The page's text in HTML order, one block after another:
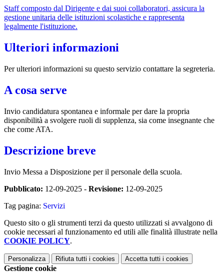
Staff composto dal Dirigente e dai suoi collaboratori, assicura la
gestione unitaria delle istituzioni scolastiche e rappresenta
legalmente l'istituzione.
Ulteriori informazioni
Per ulteriori informazioni su questo servizio contattare la segreteria.
A cosa serve
Invio candidatura spontanea e informale per dare la propria
disponibilità a svolgere ruoli di supplenza, sia come insegnante che
che come ATA.
Descrizione breve
Invio Messa a Disposizione per il personale della scuola.
Pubblicato: 12-09-2025 - Revisione: 12-09-2025
Tag pagina: Servizi
Questo sito o gli strumenti terzi da questo utilizzati si avvalgono di
cookie necessari al funzionamento ed utili alle finalità illustrate nella
COOKIE POLICY.
Personalizza Rifiuta tutti i cookies Accetta tutti i cookies
Gestione cookie